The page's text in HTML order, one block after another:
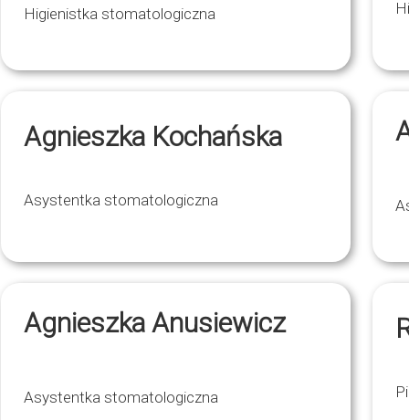
Higienistka stomatologiczna
Agnieszka Kochańska
Asystentka stomatologiczna
Agnieszka Anusiewicz
Asystentka stomatologiczna